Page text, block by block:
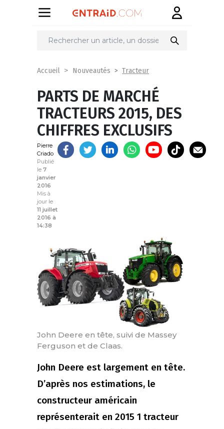
Partager
Accueil Nouveautés Tracteur
PARTS DE MARCHÉ
TRACTEURS 2015, DES
CHIFFRES EXCLUSIFS
Pierre
Criado
Publié
le 7
janvier
2016
Mis à
jour le
11 juillet
2016 à
14:38
John Deere en tête, suivi de Massey
Ferguson et de Claas.
John Deere est largement en tête.
D’après nos estimations, le
constructeur américain
représenterait en 2015 1 tracteur